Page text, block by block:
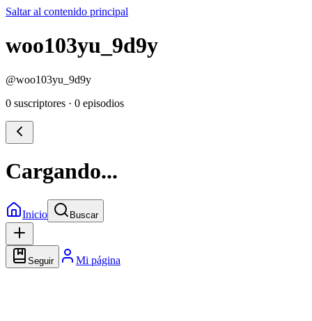
Saltar al contenido principal
woo103yu_9d9y
@woo103yu_9d9y
0 suscriptores · 0 episodios
Cargando...
Inicio Buscar
Seguir Mi página